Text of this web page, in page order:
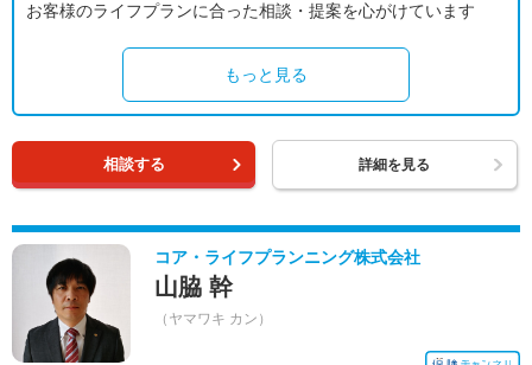
お客様のライフプランに合った相談・提案を心がけています
もっと見る
相談する 詳細を見る
コア・ライフプランニング株式会社
山脇 幹
（ヤマワキ カン）